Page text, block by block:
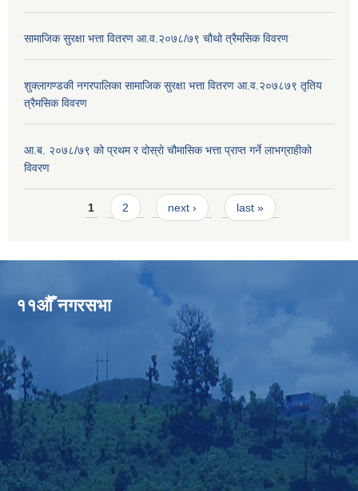
सामाजिक सुरक्षा भत्ता वितरण आ.व.२०७८/७९ चौथो त्रैमसिक विवरण
शुक्लागण्डकी नगरपालिका सामाजिक सुरक्षा भत्ता वितरण आ.व.२०७८७९ तृतिय
त्रैमसिक विवरण
आ.ब. २०७८/७९ को प्रथम र दोस्रो चौमासिक भत्ता प्राप्त गर्ने लाभग्राहीको
विवरण
Pages1 2 next › last »
११औँ नगरसभा